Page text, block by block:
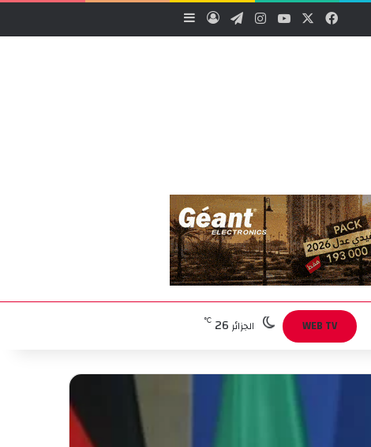
فيسبوك ‫YouTubeانستقرامتيلقرامتسجيل الدخول
WEB TV الجزائر 26
℃